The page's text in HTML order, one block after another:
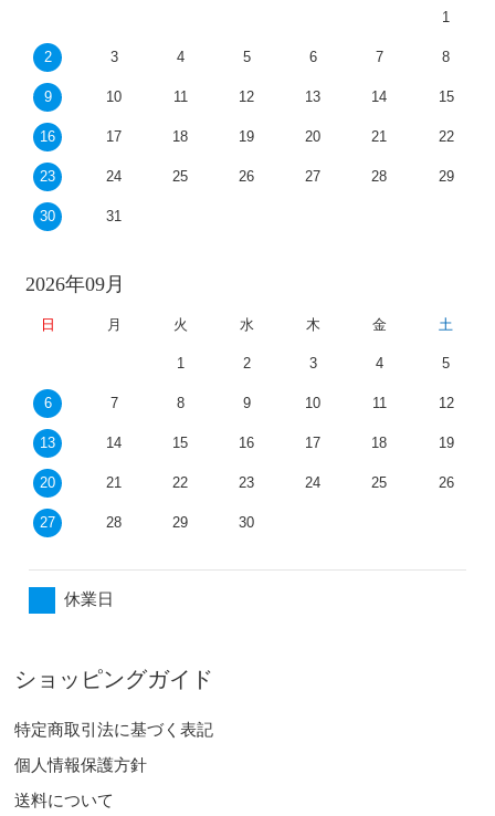
1
2 3 4 5 6 7 8
9 10 11 12 13 14 15
16 17 18 19 20 21 22
23 24 25 26 27 28 29
30 31
2026年09月
日 月 火 水 木 金 土
1 2 3 4 5
6 7 8 9 10 11 12
13 14 15 16 17 18 19
20 21 22 23 24 25 26
27 28 29 30
休業日
ショッピングガイド
特定商取引法に基づく表記
個人情報保護方針
送料について